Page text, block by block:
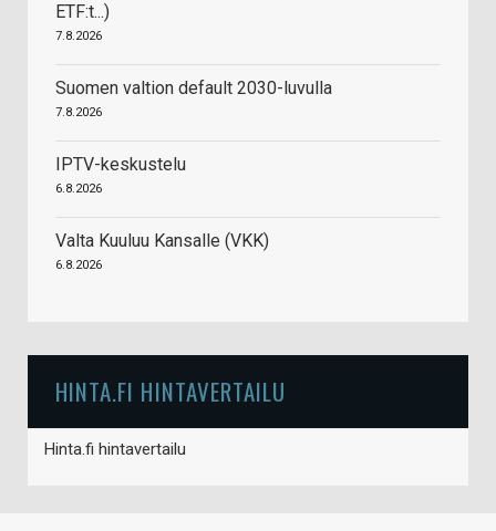
ETF:t...)
7.8.2026
Suomen valtion default 2030-luvulla
7.8.2026
IPTV-keskustelu
6.8.2026
Valta Kuuluu Kansalle (VKK)
6.8.2026
HINTA.FI HINTAVERTAILU
Hinta.fi hintavertailu